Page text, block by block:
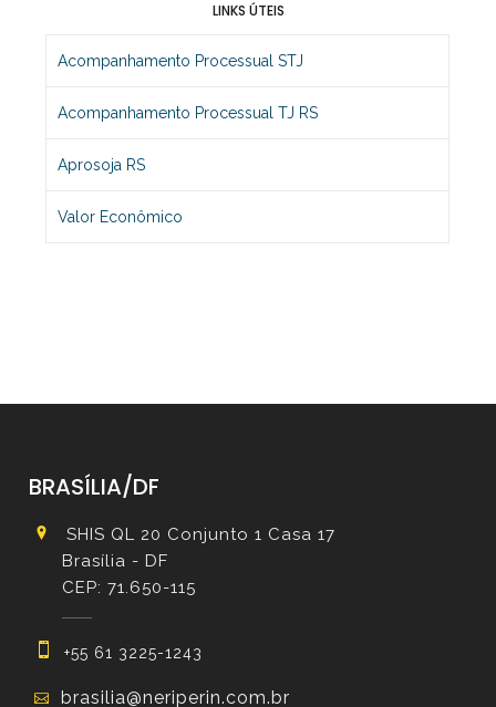
LINKS ÚTEIS
Acompanhamento Processual STJ
Acompanhamento Processual TJ RS
Aprosoja RS
Valor Econômico
BRASÍLIA/DF
SHIS QL 20 Conjunto 1 Casa 17
Brasília - DF
CEP: 71.650-115
+55 61 3225-1243
brasilia@neriperin.com.br